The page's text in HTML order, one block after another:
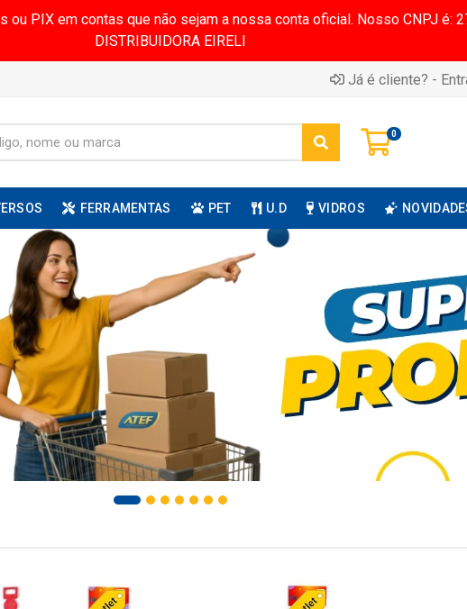
ou PIX em contas que não sejam a nossa conta oficial. Nosso CNPJ é:
DISTRIBUIDORA EIRELI
Já é cliente? -
0
FERRAMENTAS PET U.D VIDROS